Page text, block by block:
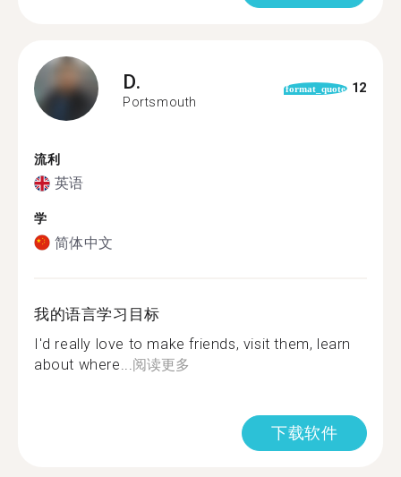
D.
Portsmouth
format_quote 12
流利
英语
学
简体中文
我的语言学习目标
I'd really love to make friends, visit them, learn
about where... 阅读更多
下载软件